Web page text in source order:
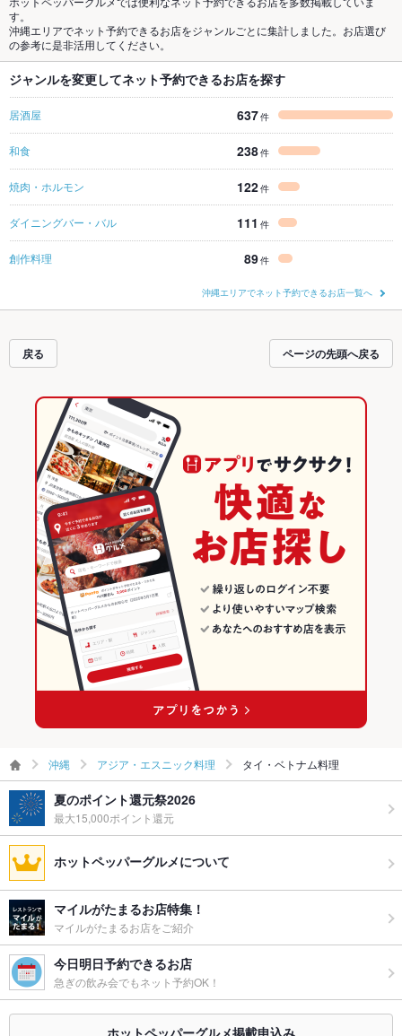
す。
沖縄エリアでネット予約できるお店をジャンルごとに集計しました。お店選び
の参考に是非活用してください。
ジャンルを変更してネット予約できるお店を探す
居酒屋 637件
和食 238件
焼肉・ホルモン 122件
ダイニングバー・バル 111 件
創作料理 89件
沖縄エリアでネット予約できるお店一覧へ
戻る ページの先頭へ戻る
沖縄 アジア・エスニック料理 タイ・ベトナム料理
夏のポイント還元祭2026
最大15,000ポイント還元
ホットペッパーグルメについて
マイルがたまるお店特集！
マイルがたまるお店をご紹介
今日明日予約できるお店
急ぎの飲み会でもネット予約OK！
ホットペッパーグルメ掲載申込み